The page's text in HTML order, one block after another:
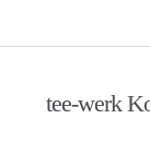
tee-werk